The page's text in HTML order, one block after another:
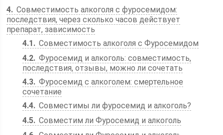
4 Совместимость алкоголя с фуросемидом:
последствия, через сколько часов действует
препарат, зависимость
4.1
Совместимость алкоголя с Фуросемидом
4.2 Фуросемид и алкоголь: совместимость,
последствия, отзывы, можно ли сочетать
4.3 Фуросемид с алкоголем: смертельное
сочетание
4.4 Совместимы ли фуросемид и алкоголь?
4.5 Совместим ли Фуросемид и алкоголь